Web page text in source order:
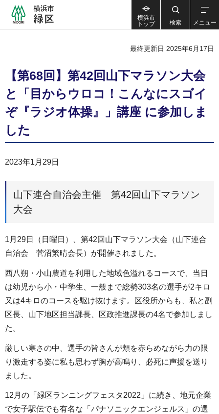
横浜市
トップ
検索 メニュー
最終更新日 2025年6月17日
【第68回】第42回山下マラソン大会
と「目からウロコ！こんなにスゴイ
ぞ『ラジオ体操』」講座 に参加しま
した
2023年1月29日
山下連合自治会主催 第42回山下マラソン
大会
1月29日（日曜日）、第42回山下マラソン大会（山下連合
自治会 菅沼繁晴会長）が開催されました。
西八朔・小山農道を利用した地域色溢れるコースで、当日
は幼児から小・中学生、一般まで総勢303名の選手が2キロ
又は4キロのコースを駆け抜けます。区役所からも、私と副
区長、山下地区担当課長、区政推進課長の4名で参加しまし
た。
厳しい寒さの中、選手の皆さんが頬を赤らめながら力の限
り激走する姿に私も思わず胸が高鳴り、必死に声援を送り
ました。
12月の「緑区ランニングフェスタ2022」に続き、地元企業
で女子駅伝でも有名な「パナソニックエンジェルス」の選